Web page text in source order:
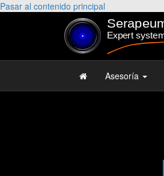
Pasar al contenido principal
Asesoría